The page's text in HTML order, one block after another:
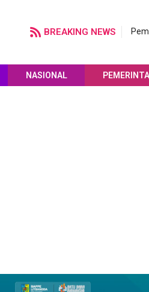
BREAKING NEWS
NASIONAL